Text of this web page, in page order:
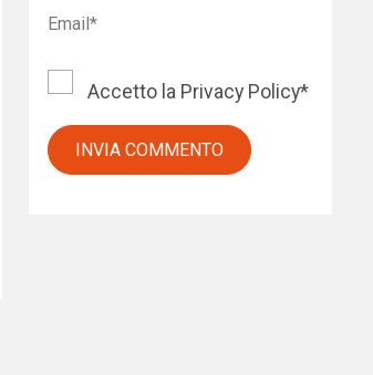
Accetto la Privacy Policy*